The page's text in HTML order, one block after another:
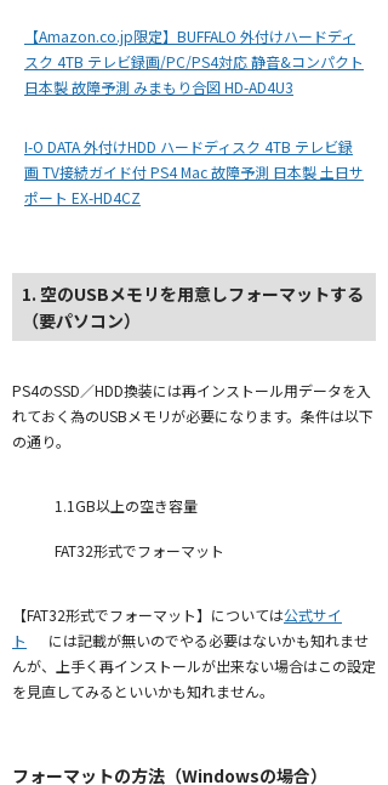
【Amazon.co.jp限定】BUFFALO 外付けハードディ
スク 4TB テレビ録画/PC/PS4対応 静音&コンパクト
日本製 故障予測 みまもり合図 HD-AD4U3
I-O DATA 外付けHDD ハードディスク 4TB テレビ録
画 TV接続ガイド付 PS4 Mac 故障予測 日本製 土日サ
ポート EX-HD4CZ
1. 空のUSBメモリを用意しフォーマットする
（要パソコン）
PS4のSSD／HDD換装には再インストール用データを入
れておく為のUSBメモリが必要になります。条件は以下
の通り。
1.1GB以上の空き容量
FAT32形式でフォーマット
【FAT32形式でフォーマット】については公式サイ
ト
には記載が無いのでやる必要はないかも知れませ
んが、上手く再インストールが出来ない場合はこの設定
を見直してみるといいかも知れません。
フォーマットの方法（Windowsの場合）